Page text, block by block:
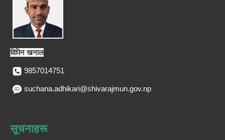
विपिन खनाल
9857014751
suchana.adhikari@shivarajmun.gov.np
सूचनाहरू